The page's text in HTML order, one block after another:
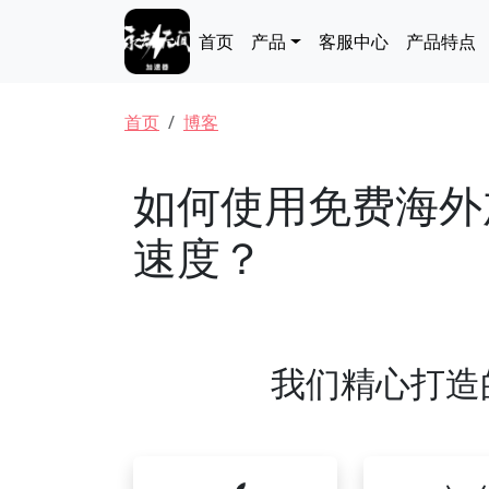
Main navigation
首页 产品 客服中心 产品特点
面包屑
首页 博客
如何使用免费海
速度？
我们精心打